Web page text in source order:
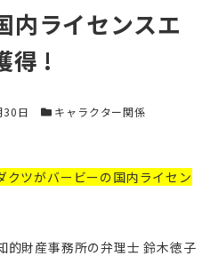
内ライセンスエ
得 !
30日 カテゴリー
キャラクター関係
クツがバービーの国内ライセン
的財産事務所の弁理士 鈴木徳子